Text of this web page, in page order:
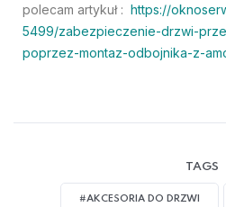
polecam artykuł : https://
5499/zabezpieczenie-drzwi-
poprzez-montaz-odbojnika-z-
TAGS
#AKCESORIA DO DRZWI